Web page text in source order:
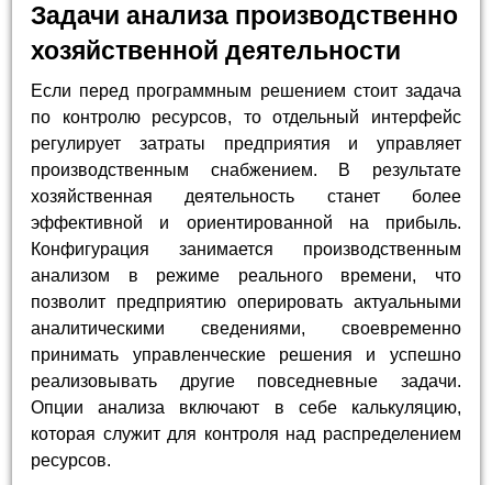
Задачи анализа производственно
хозяйственной деятельности
Если перед программным решением стоит задача
по контролю ресурсов, то отдельный интерфейс
регулирует затраты предприятия и управляет
производственным снабжением. В результате
хозяйственная деятельность станет более
эффективной и ориентированной на прибыль.
Конфигурация занимается производственным
анализом в режиме реального времени, что
позволит предприятию оперировать актуальными
аналитическими сведениями, своевременно
принимать управленческие решения и успешно
реализовывать другие повседневные задачи.
Опции анализа включают в себе калькуляцию,
которая служит для контроля над распределением
ресурсов.